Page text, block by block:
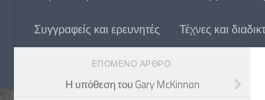
Συγγραφείς και ερευνητές Τέχνες και
ΕΠΌΜΕΝΟ ΆΡΘΡΟ
Η υπόθεση του Gary McKinnon